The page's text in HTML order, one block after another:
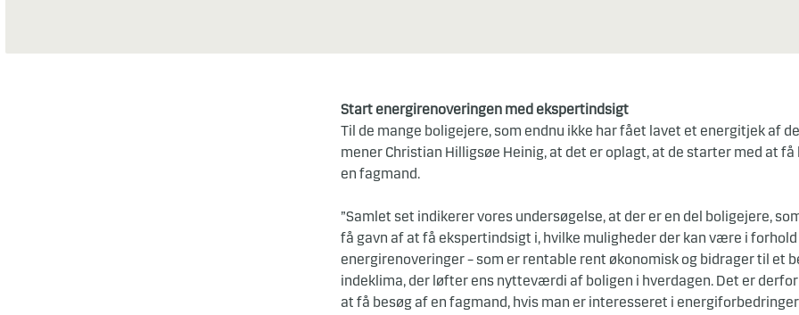
Start energirenoveringen med ekspertindsigt
Til de mange boligejere, som endnu ikke har fået lavet et energitjek af
mener Christian Hilligsøe Heinig, at det er oplagt, at de starter med at få
en fagmand.
”Samlet set indikerer vores undersøgelse, at der er en del boligejere,
få gavn af at få ekspertindsigt i, hvilke muligheder der kan være i
energirenoveringer – som er rentable rent økonomisk og bidrager til et
indeklima, der løfter ens nytteværdi af boligen i hverdagen. Det er
at få besøg af en fagmand, hvis man er interesseret i